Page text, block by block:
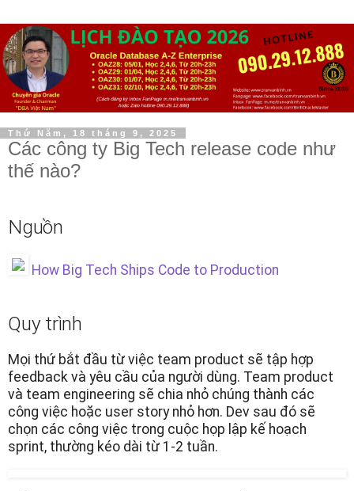
Thứ Năm, 18 tháng 9, 2025
Các công ty Big Tech release code như
thế nào?
Nguồn
How Big Tech Ships Code to Production
Quy trình
Mọi thứ bắt đầu từ việc team product sẽ tập hợp
feedback và yêu cầu của người dùng. Team product
và team engineering sẽ chia nhỏ chúng thành các
công việc hoặc user story nhỏ hơn. Dev sau đó sẽ
chọn các công việc trong cuộc họp lập kế hoạch
sprint, thường kéo dài từ 1-2 tuần.